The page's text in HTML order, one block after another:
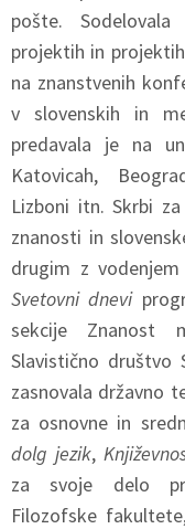
pošte.
projektih in
na znanstvenih
v slovenskih in
predavala je na
Katovicah,
Lizboni itn. Skrbi
znanosti in
drugim z
Svetovni dnevi
sekcije Znanost
Slavistično društvo
zasnovala državno
za osnovne in
dolg jezik,
za svoje delo
Filozofske